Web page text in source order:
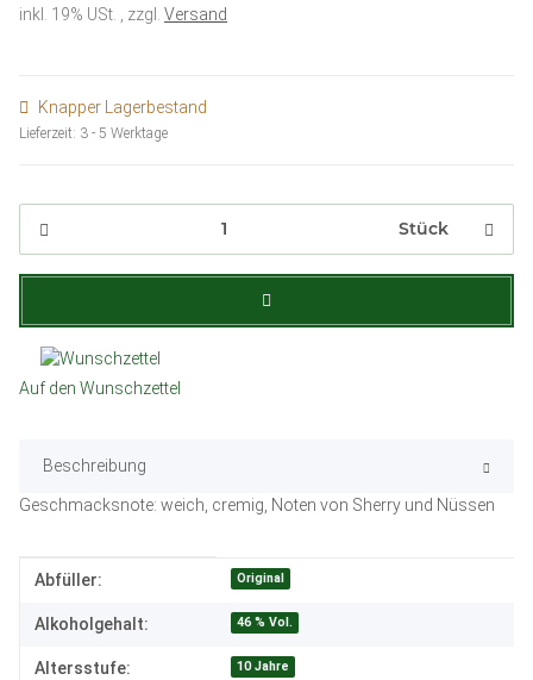
inkl. 19% USt. , zzgl. Versand
Knapper Lagerbestand
Lieferzeit: 3 - 5 Werktage
Stück
Auf den Wunschzettel
Beschreibung
Geschmacksnote: weich, cremig, Noten von Sherry und Nüssen
Produkteigenschaft
Wert
Abfüller: Original
Alkoholgehalt: 46 % Vol.
Altersstufe: 10 Jahre